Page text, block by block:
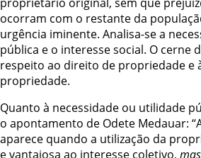
ocorram com o restante da
urgência iminente. Analisa-se a
pública e o interesse social. O cerne
respeito ao direito de propriedade e
propriedade.
Quanto à necessidade ou utilidade
o apontamento de Odete Medauar:
aparece quando a utilização da
e vantajosa ao interesse coletivo,